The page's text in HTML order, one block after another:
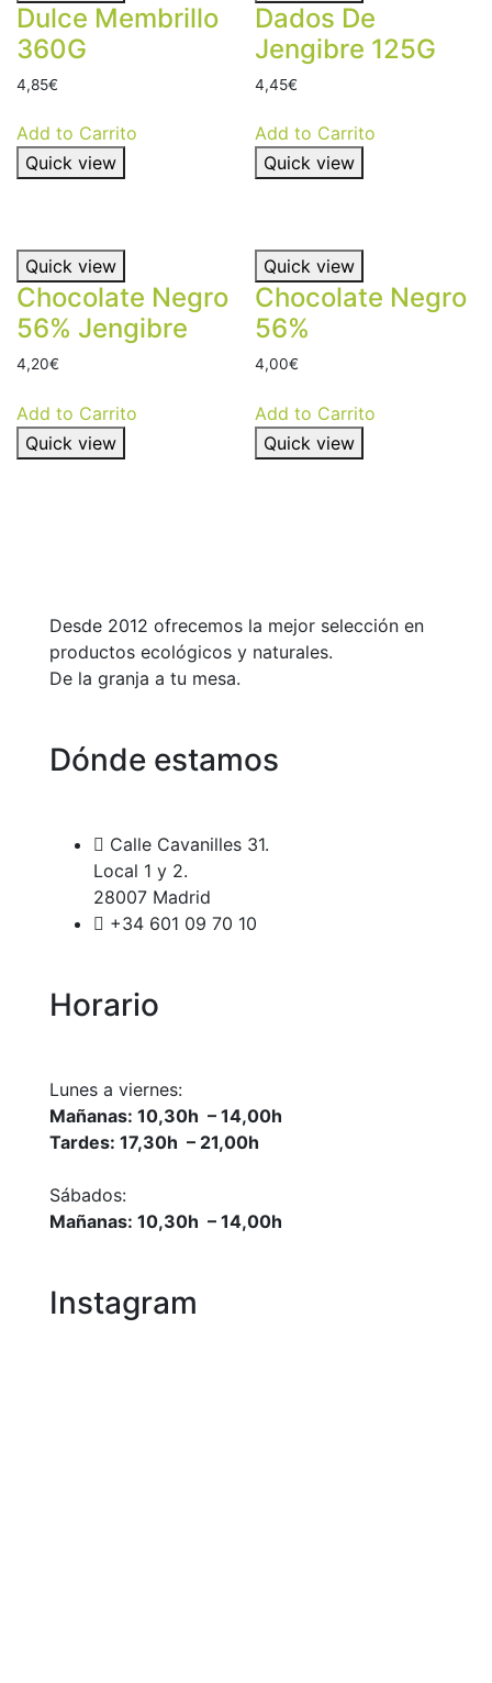
Dulce Membrillo
360G
4,85€
Add to Carrito
Quick view
Dados De
Jengibre 125G
4,45€
Add to Carrito
Quick view
Quick view
Chocolate Negro
56% Jengibre
4,20€
Add to Carrito
Quick view
Quick view
Chocolate Negro
56%
4,00€
Add to Carrito
Quick view
Desde 2012 ofrecemos la mejor selección en
productos ecológicos y naturales.
De la granja a tu mesa.
Dónde estamos
Calle Cavanilles 31.
Local 1 y 2.
28007 Madrid
+34 601 09 70 10
Horario
Lunes a viernes:
Mañanas: 10,30h – 14,00h
Tardes: 17,30h – 21,00h
Sábados:
Mañanas: 10,30h – 14,00h
Instagram